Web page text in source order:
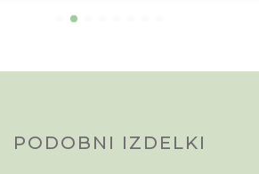
PODOBNI IZDELKI